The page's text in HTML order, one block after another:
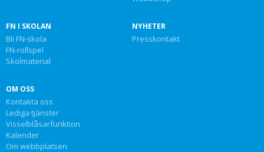
FN I SKOLAN
Bli FN-skola
FN-rollspel
Skolmaterial
NYHETER
Presskontakt
OM OSS
Kontakta oss
Lediga tjänster
Visselblåsarfunktion
Kalender
Om webbplatsen